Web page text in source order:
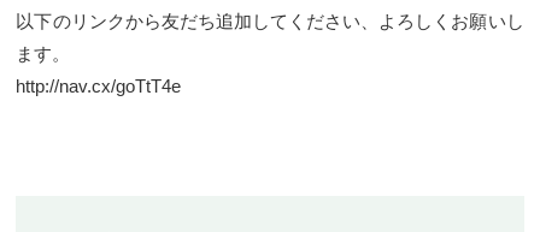
以下のリンクから友だち追加してください、よろしくお願いし
ます。
http://nav.cx/goTtT4e